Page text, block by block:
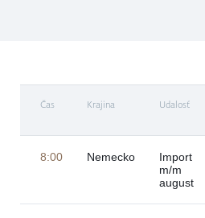
Čas Krajina Udalosť
8:00 Nemecko
Import
m/m
august